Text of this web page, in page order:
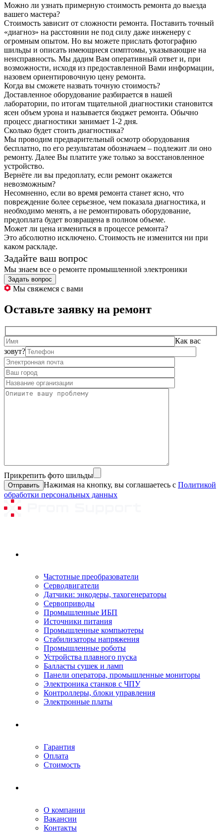
Можно ли узнать примерную стоимость ремонта до выезда
вашего мастера?
Стоимость зависит от сложности ремонта. Поставить точный
«диагноз» на расстоянии не под силу даже инженеру с
огромным опытом. Но вы можете прислать фотографию
шильды и описать имеющиеся симптомы, указывающие на
неисправность. Мы дадим Вам оперативный ответ и, при
возможности, исходя из предоставленной Вами информации,
назовем ориентировочную цену ремонта.
Когда вы сможете назвать точную стоимость?
Доставленное оборудование разбирается в нашей
лаборатории, по итогам тщательной диагностики становится
ясен объем урона и называется бюджет ремонта. Обычно
процесс диагностики занимает 1-2 дня.
Сколько будет стоить диагностика?
Мы проводим предварительный осмотр оборудования
бесплатно, по его результатам обозначаем – подлежит ли оно
ремонту. Далее Вы платите уже только за восстановленное
устройство.
Вернёте ли вы предоплату, если ремонт окажется
невозможным?
Несомненно, если во время ремонта станет ясно, что
повреждение более серьезное, чем показала диагностика, и
необходимо менять, а не ремонтировать оборудование,
предоплата будет возвращена в полном объеме.
Может ли цена измениться в процессе ремонта?
Это абсолютно исключено. Стоимость не изменится ни при
каком раскладе.
Задайте ваш вопрос
Мы знаем все о ремонте промышленной электроники
Задать вопрос
Мы свяжемся с вами
Оставьте заявку на ремонт
Как вас
зовут?
Прикрепить фото шильды
Нажимая на кнопку, вы соглашаетесь с Политикой
обработки персональных данных
Частотные преобразователи
Серводвигатели
Датчики: энкодеры, тахогенераторы
Сервоприводы
Промышленные ИБП
Источники питания
Промышленные компьютеры
Стабилизаторы напряжения
Промышленные роботы
Устройства плавного пуска
Балласты сушек и ламп
Панели оператора, промышленные мониторы
Электроника станков с ЧПУ
Контроллеры, блоки управления
Электронные платы
Гарантия
Оплата
Стоимость
О компании
Вакансии
Контакты